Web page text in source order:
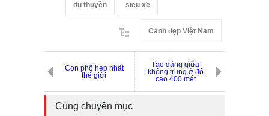
du thuyền siêu xe
Cảnh đẹp Việt Nam
Con phố hẹp nhất
thế giới
Tạo dáng giữa
không trung ở độ
cao 400 mét
Cùng chuyên mục